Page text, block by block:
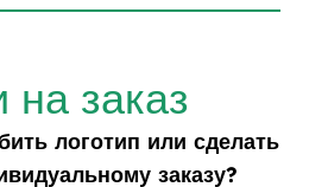
на заказ
логотип или сделать
заказу?